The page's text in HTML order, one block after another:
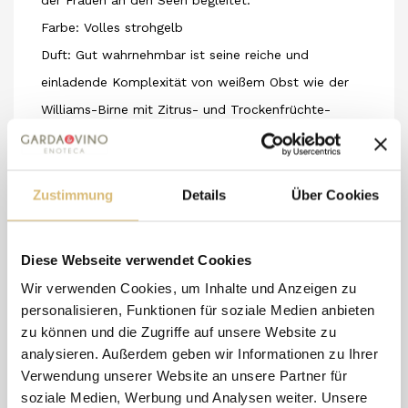
Zustimmung Details Über Cookies
Diese Webseite verwendet Cookies
Wir verwenden Cookies, um Inhalte und Anzeigen zu
personalisieren, Funktionen für soziale Medien anbieten
zu können und die Zugriffe auf unsere Website zu
analysieren. Außerdem geben wir Informationen zu Ihrer
Verwendung unserer Website an unsere Partner für
soziale Medien, Werbung und Analysen weiter. Unsere
Farbe: Volles strohgelb
Duft: Gut wahrnehmbar ist seine reiche und
einladende Komplexität von weißem Obst wie der
Williams-Birne mit Zitrus- und Trockenfrüchte-
Noten im Abgang. Definierte Aromen, ohne
Exposition seiner Trauben und deren Reife.
Geschmack: Weitreichend, umhüllend und großzügig,
seine sinnliche Harmonie bezeugen, unterstützt von
einer außergewöhnlichen Feinheit.